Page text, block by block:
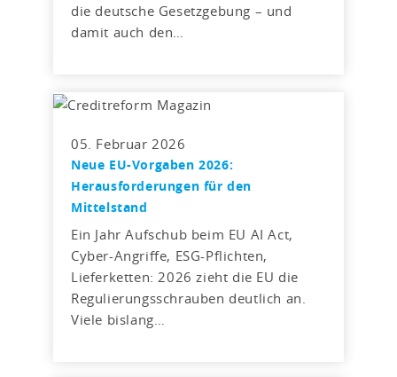
die deutsche Gesetzgebung – und
damit auch den…
05. Februar 2026
Neue EU-Vorgaben 2026:
Herausforderungen für den
Mittelstand
Ein Jahr Aufschub beim EU AI Act,
Cyber-Angriffe, ESG-Pflichten,
Lieferketten: 2026 zieht die EU die
Regulierungsschrauben deutlich an.
Viele bislang…